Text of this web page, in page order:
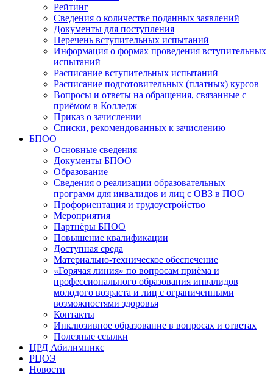
Рейтинг
Сведения о количестве поданных заявлений
Документы для поступления
Перечень вступительных испытаний
Информация о формах проведения вступительных
испытаний
Расписание вступительных испытаний
Расписание подготовительных (платных) курсов
Вопросы и ответы на обращения, связанные с
приёмом в Колледж
Приказ о зачислении
Списки, рекомендованных к зачислению
БПОО
Основные сведения
Документы БПОО
Образование
Сведения о реализации образовательных
программ для инвалидов и лиц с ОВЗ в ПОО
Профориентация и трудоустройство
Мероприятия
Партнёры БПОО
Повышение квалификации
Доступная среда
Материально-техническое обеспечение
«Горячая линия» по вопросам приёма и
профессионального образования инвалидов
молодого возраста и лиц с ограниченными
возможностями здоровья
Контакты
Инклюзивное образование в вопросах и ответах
Полезные ссылки
ЦРД Абилимпикс
РЦОЭ
Новости